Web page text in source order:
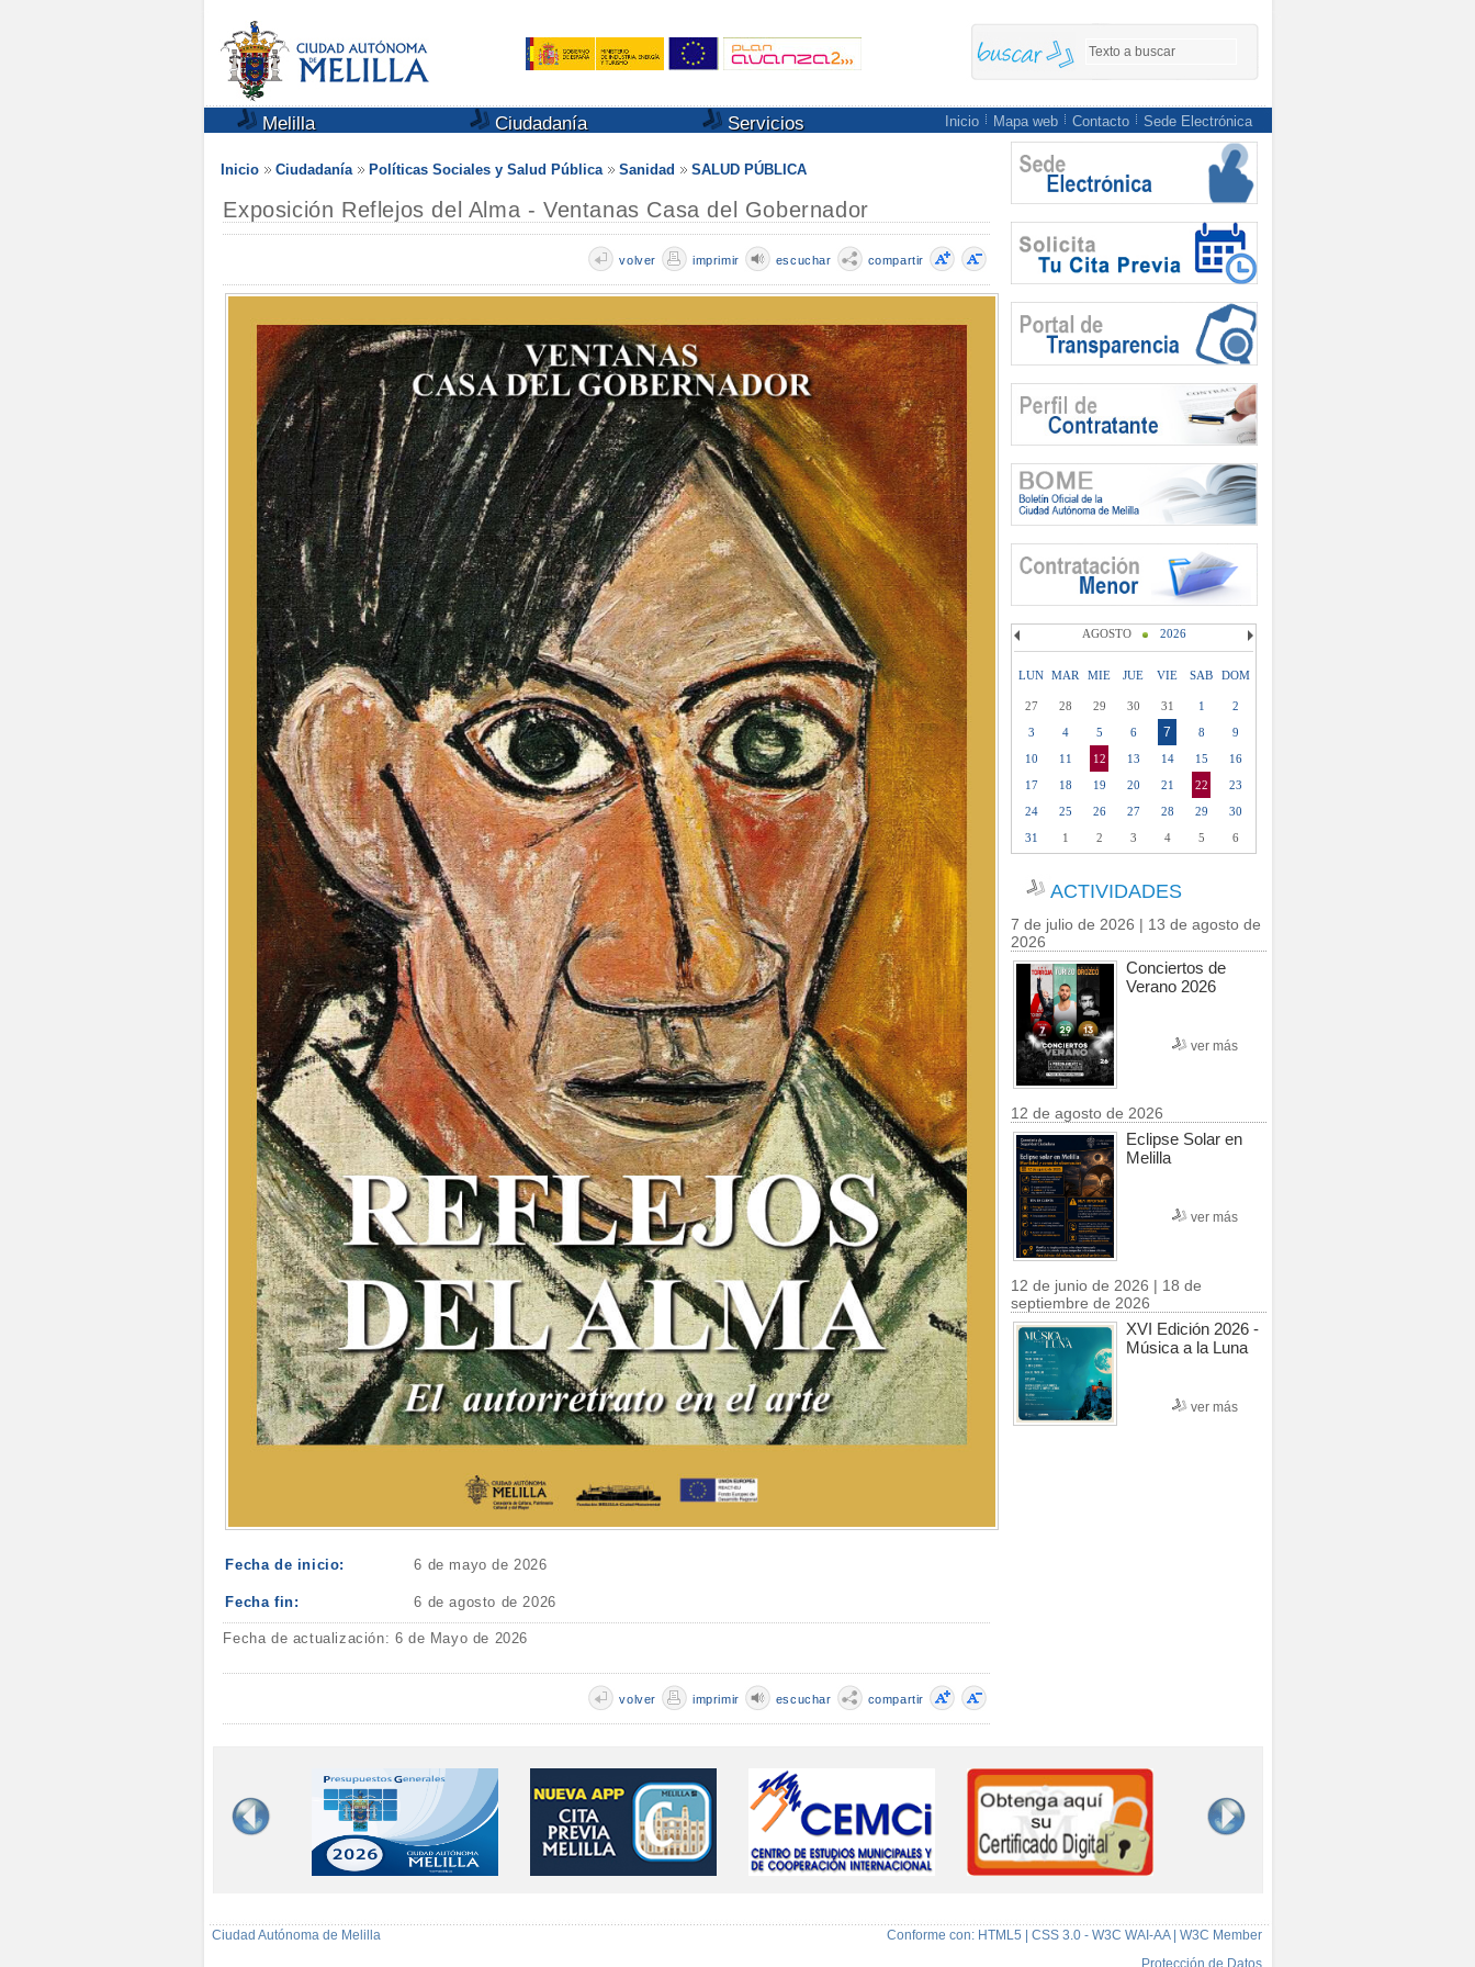
Melilla Ciudadanía Servicios Inicio Mapa web Contacto Sede Electrónica
Inicio Ciudadanía Políticas Sociales y Salud Pública Sanidad SALUD PÚBLICA
Exposición Reflejos del Alma - Ventanas Casa del Gobernador
compartir
escuchar
imprimir
volver
Fecha de inicio: 6 de mayo de 2026
Fecha fin: 6 de agosto de 2026
Fecha de actualización: 6 de Mayo de 2026
compartir
escuchar
imprimir
volver
AGOSTO 2026
LUN MAR MIE JUE VIE SAB DOM
27 28 29 30 31 1
2
3
4 5 6 7 8
9
10
11 12 13 14 15
16
17
18 19 20 21 22
23
24
25 26 27 28 29
30
31
1 2 3 4 5 6
ACTIVIDADES
7 de julio de 2026 | 13 de agosto de
2026
Conciertos de
Verano 2026
ver más
12 de agosto de 2026
Eclipse Solar en
Melilla
ver más
12 de junio de 2026 | 18 de
septiembre de 2026
XVI Edición 2026 -
Música a la Luna
ver más
Ciudad Autónoma de Melilla
Conforme con: HTML5 | CSS 3.0 - W3C WAI-AA | W3C Member